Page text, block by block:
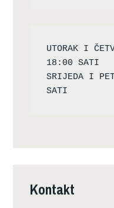
UTORAK I
18:00 SATI
SRIJEDA I
Kontakt